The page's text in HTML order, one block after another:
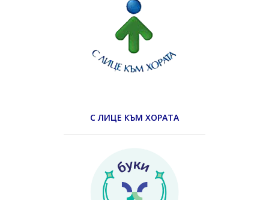
С ЛИЦЕ КЪМ ХОРАТА